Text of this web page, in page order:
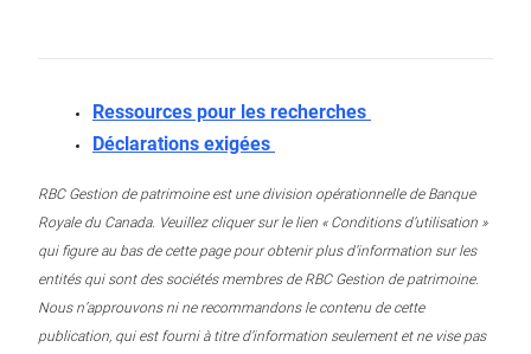
Ressources pour les recherches
Déclarations exigées
RBC Gestion de patrimoine est une division opérationnelle de Banque
Royale du Canada. Veuillez cliquer sur le lien « Conditions d’utilisation »
qui figure au bas de cette page pour obtenir plus d’information sur les
entités qui sont des sociétés membres de RBC Gestion de patrimoine.
Nous n’approuvons ni ne recommandons le contenu de cette
publication, qui est fourni à titre d’information seulement et ne vise pas